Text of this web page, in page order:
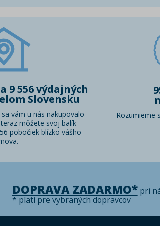
9 556 výdajných
Slovensku
vám u nás nakupovalo
môžete svoj balík
pobočiek blízko vášho
Rozumieme
DOPRAVA ZADARMO*pri
* platí pre vybraných dopravcov